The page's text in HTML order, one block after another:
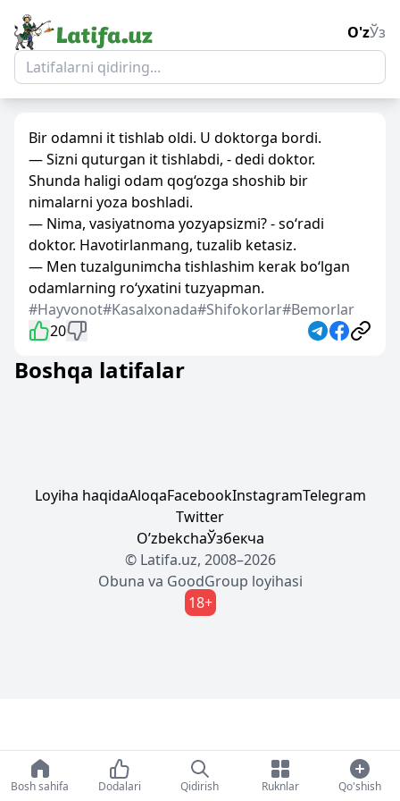
O'zЎз
Bir odamni it tishlab oldi. U doktorga bordi.
— Sizni quturgan it tishlabdi, - dedi doktor.
Shunda haligi odam qog‘ozga shoshib bir
nimalarni yoza boshladi.
— Nima, vasiyatnoma yozyapsizmi? - so‘radi
doktor. Havotirlanmang, tuzalib ketasiz.
— Men tuzalgunimcha tishlashim kerak bo‘lgan
odamlarning ro‘yxatini tuzyapman.
#Hayvonot#Kasalxonada#Shifokorlar#Bemorlar
20
Boshqa latifalar
Loyiha haqidaAloqaFacebookInstagramTelegram
Twitter
OʼzbekchaЎзбекча
© Latifa.uz, 2008–2026
Obuna va GoodGroup loyihasi
18+
Bosh sahifa Dodalari Qidirish Ruknlar Qo'shish